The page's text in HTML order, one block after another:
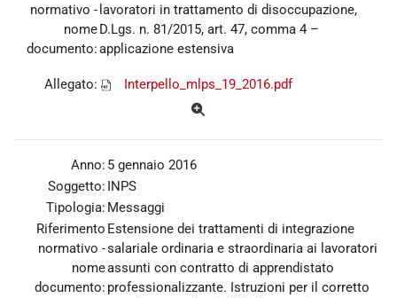
normativo -
nome
documento:
lavoratori in trattamento di disoccupazione,
D.Lgs. n. 81/2015, art. 47, comma 4 –
applicazione estensiva
Allegato: Interpello_mlps_19_2016.pdf
Anno: 5 gennaio 2016
Soggetto: INPS
Tipologia: Messaggi
Riferimento
normativo -
nome
documento:
Estensione dei trattamenti di integrazione
salariale ordinaria e straordinaria ai lavoratori
assunti con contratto di apprendistato
professionalizzante. Istruzioni per il corretto